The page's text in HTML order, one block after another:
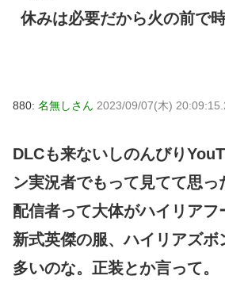
休みは必要だから火の前で
880: 名無しさん 2023/09/07(木)
DLCも来ないしのんびり
ン実況者でもって見てて思っ
配信者って大体がハイリアフ
新式英傑の服、ハイリアズボ
多いのな。正装とか言って。